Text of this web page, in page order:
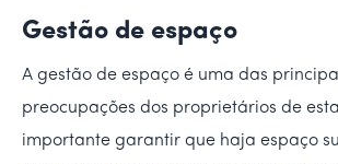
Gestão de espaço
A gestão de espaço é uma das
preocupações dos proprietários de
importante garantir que haja espaço